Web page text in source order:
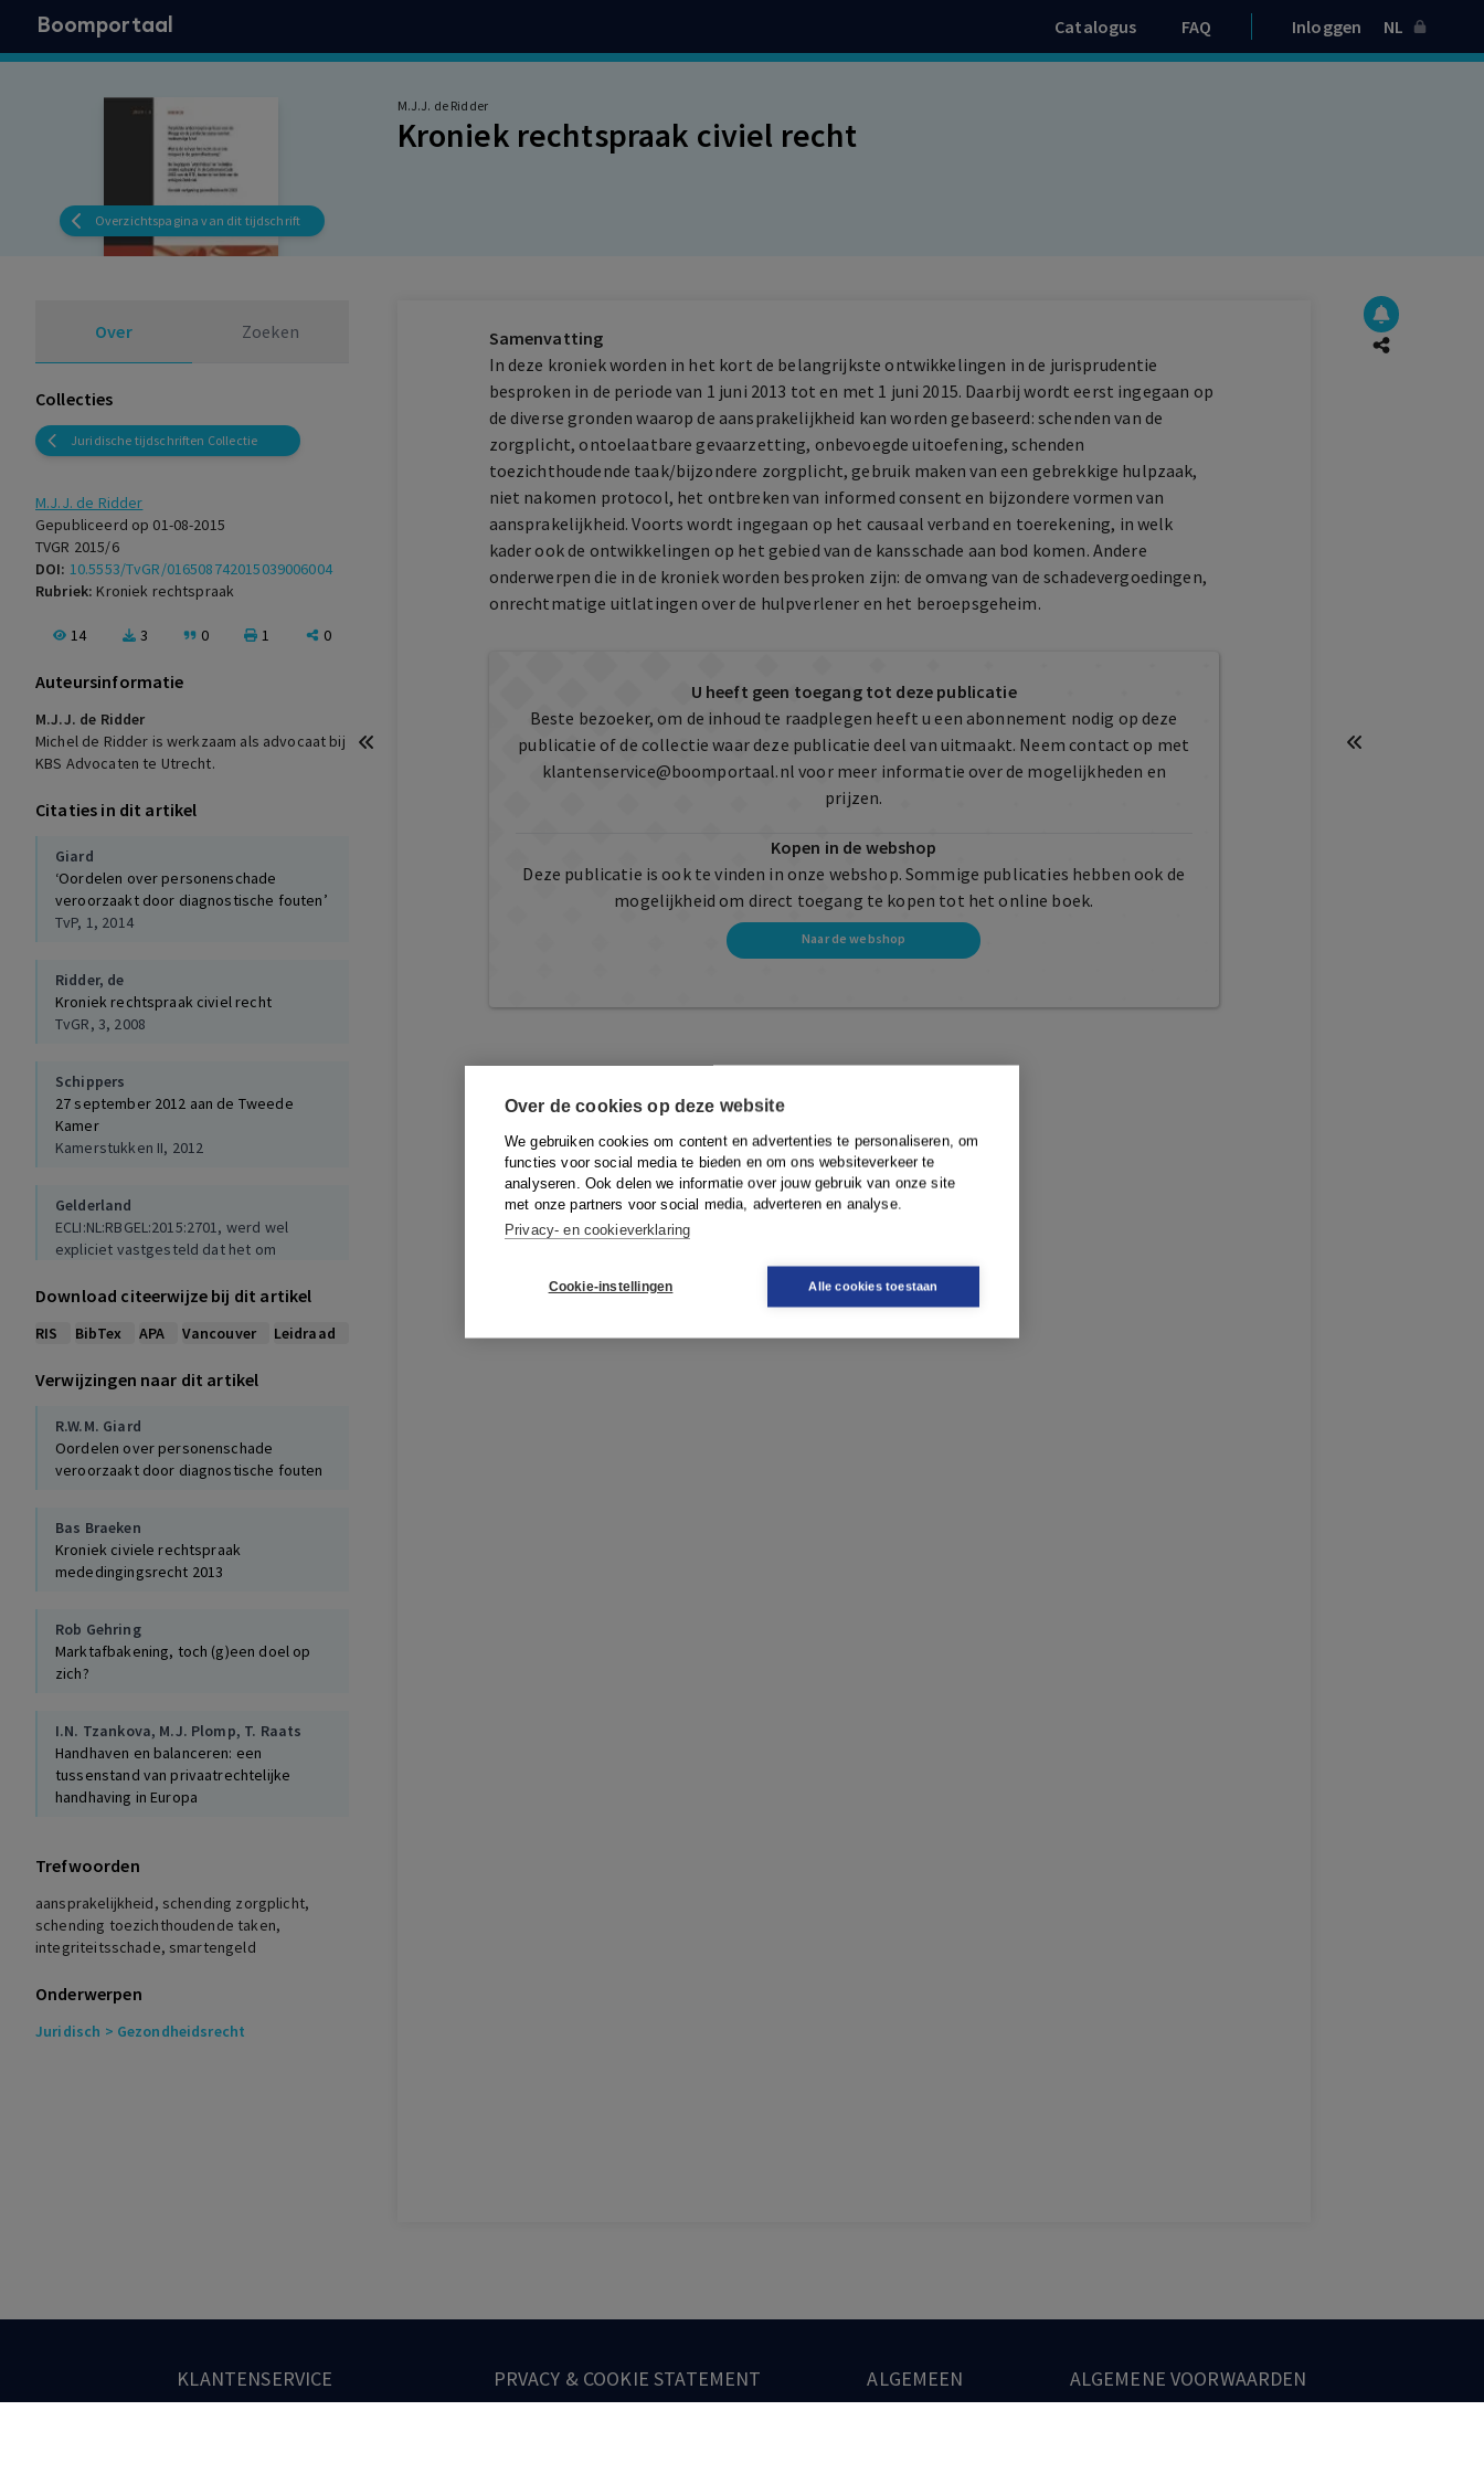
Over de cookies op deze website
We gebruiken cookies om content en advertenties te personaliseren, om
functies voor social media te bieden en om ons websiteverkeer te
analyseren. Ook delen we informatie over jouw gebruik van onze site
met onze partners voor social media, adverteren en analyse.
Privacy- en cookieverklaring
Cookie-instellingen Alle cookies toestaan
Boomportaal Catalogus FAQ Inloggen NL
Overzichtspagina van dit tijdschrift
M.J.J. de Ridder
Kroniek rechtspraak civiel recht
Over Zoeken
Collecties
Juridische tijdschriften Collectie
M.J.J. de Ridder
Gepubliceerd op 01-08-2015
TVGR 2015/6
DOI: 10.5553/TvGR/016508742015039006004
Rubriek: Kroniek rechtspraak
14 3 0 1 0
Auteursinformatie
M.J.J. de Ridder
Michel de Ridder is werkzaam als advocaat bij
KBS Advocaten te Utrecht.
Citaties in dit artikel
Giard
‘Oordelen over personenschade
veroorzaakt door diagnostische fouten’
TvP, 1, 2014
Ridder, de
Kroniek rechtspraak civiel recht
TvGR, 3, 2008
Schippers
27 september 2012 aan de Tweede
Kamer
Kamerstukken II, 2012
Gelderland
ECLI:NL:RBGEL:2015:2701, werd wel
expliciet vastgesteld dat het om
klein, 2015
Download citeerwijze bij dit artikel
RIS BibTex APA Vancouver Leidraad
Verwijzingen naar dit artikel
R.W.M. Giard
Oordelen over personenschade
veroorzaakt door diagnostische fouten
Bas Braeken
Kroniek civiele rechtspraak
mededingingsrecht 2013
Rob Gehring
Marktafbakening, toch (g)een doel op
zich?
I.N. Tzankova, M.J. Plomp, T. Raats
Handhaven en balanceren: een
tussenstand van privaatrechtelijke
handhaving in Europa
Kroniek civiele rechtspraak
mededingingsrecht 2014
M.G. Bredenoord-Spoek,J.S. Kortmann
mededingingsrecht 2010
M.G. Bredenoord-Spoek,J.S. Kortmann
Trefwoorden
aansprakelijkheid, schending zorgplicht,
schending toezichthoudende taken,
integriteitsschade, smartengeld
Onderwerpen
Juridisch > Gezondheidsrecht
Samenvatting
In deze kroniek worden in het kort de belangrijkste ontwikkelingen in de jurisprudentie
besproken in de periode van 1 juni 2013 tot en met 1 juni 2015. Daarbij wordt eerst ingegaan op
de diverse gronden waarop de aansprakelijkheid kan worden gebaseerd: schenden van de
zorgplicht, ontoelaatbare gevaarzetting, onbevoegde uitoefening, schenden
toezichthoudende taak/bijzondere zorgplicht, gebruik maken van een gebrekkige hulpzaak,
niet nakomen protocol, het ontbreken van informed consent en bijzondere vormen van
aansprakelijkheid. Voorts wordt ingegaan op het causaal verband en toerekening, in welk
kader ook de ontwikkelingen op het gebied van de kansschade aan bod komen. Andere
onderwerpen die in de kroniek worden besproken zijn: de omvang van de schadevergoedingen,
onrechtmatige uitlatingen over de hulpverlener en het beroepsgeheim.
U heeft geen toegang tot deze publicatie
Beste bezoeker, om de inhoud te raadplegen heeft u een abonnement nodig op deze
publicatie of de collectie waar deze publicatie deel van uitmaakt. Neem contact op met
klantenservice@boomportaal.nl voor meer informatie over de mogelijkheden en
prijzen.
Kopen in de webshop
Deze publicatie is ook te vinden in onze webshop. Sommige publicaties hebben ook de
mogelijkheid om direct toegang te kopen tot het online boek.
Naar de webshop
KLANTENSERVICE PRVACY & COOKIE STATEMENT ALGEMEEN ALGEMENE VOORWAARDEN